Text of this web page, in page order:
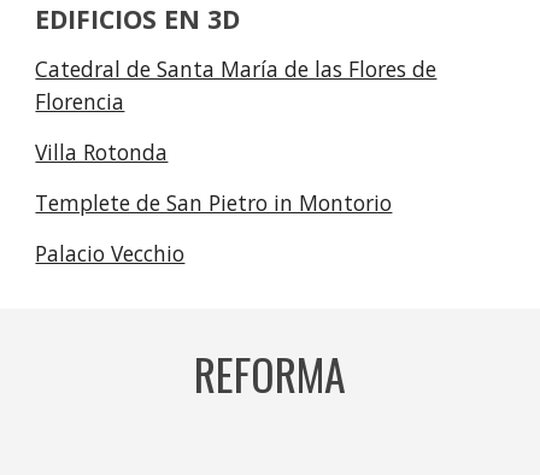
EDIFICIOS EN 3D
Catedral de Santa María de las Flores de
Florencia
Villa Rotonda
Templete de San Pietro in Montorio
Palacio Vecchio
REFORMA